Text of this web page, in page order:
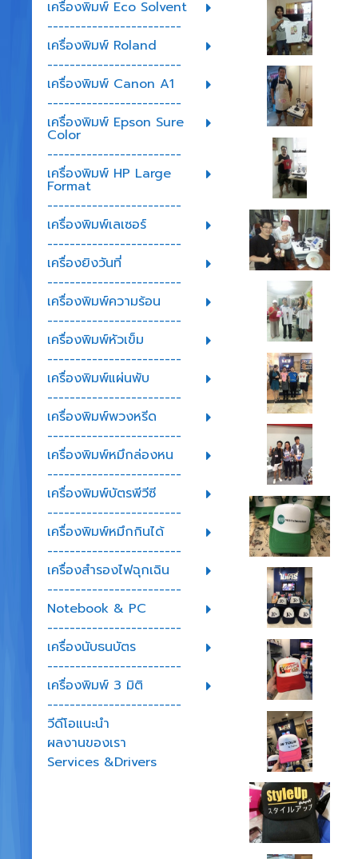
เครื่องพิมพ์ Eco Solvent
------------------------
เครื่องพิมพ์ Roland
------------------------
เครื่องพิมพ์ Canon A1
------------------------
เครื่องพิมพ์ Epson Sure
Color
------------------------
เครื่องพิมพ์ HP Large
Format
------------------------
เครื่องพิมพ์เลเซอร์
------------------------
เครื่องยิงวันที่
------------------------
เครื่องพิมพ์ความร้อน
------------------------
เครื่องพิมพ์หัวเข็ม
------------------------
เครื่องพิมพ์แผ่นพับ
------------------------
เครื่องพิมพ์พวงหรีด
------------------------
เครื่องพิมพ์หมึกล่องหน
------------------------
เครื่องพิมพ์บัตรพีวีซี
------------------------
เครื่องพิมพ์หมึกกินได้
------------------------
เครื่องสำรองไฟฉุกเฉิน
------------------------
Notebook & PC
------------------------
เครื่องนับธนบัตร
------------------------
เครื่องพิมพ์ 3 มิติ
------------------------
วีดีโอแนะนำ
ผลงานของเรา
Services &Drivers